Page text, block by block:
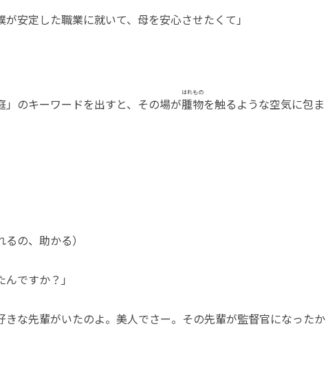
安定した職業に就いて、母を安心させたくて」
のキーワードを出すと、その場が腫物
はれもの
を触るような空気に包ま
の、助かる）
ですか？」
な先輩がいたのよ。美人でさー。その先輩が監督官になったか